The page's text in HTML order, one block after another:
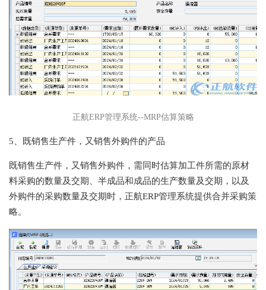
正航ERP管理系统--MRP估算策略
5、既销售生产件，又销售外购件的产品
既销售生产件，又销售外购件，需同时估算加工件所需的原材
料采购的数量及交期、半成品和成品的生产数量及交期，以及
外购件的采购数量及交期时，正航ERP管理系统提供合并采购策
略。